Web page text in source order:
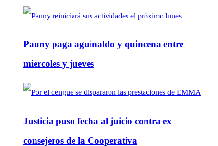
Pauny paga aguinaldo y quincena entre
miércoles y jueves
Justicia puso fecha al juicio contra ex
consejeros de la Cooperativa